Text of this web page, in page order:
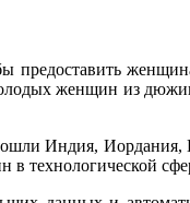
предоставить
женщин из
Индия, Иордания,
технологической